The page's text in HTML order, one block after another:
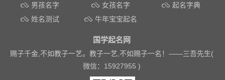
男孩名字 女孩名字
起名字典
姓名测试
牛年宝宝起名
国学起名网
赐子千金,不如教子一艺。教子一艺,不如赐子一名！——三吾先生(
微信：15927955 )